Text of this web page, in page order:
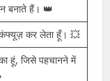
बदल जाते हैं। 😏
जांबाज़ हो। 👑
जो सामने आने वाली